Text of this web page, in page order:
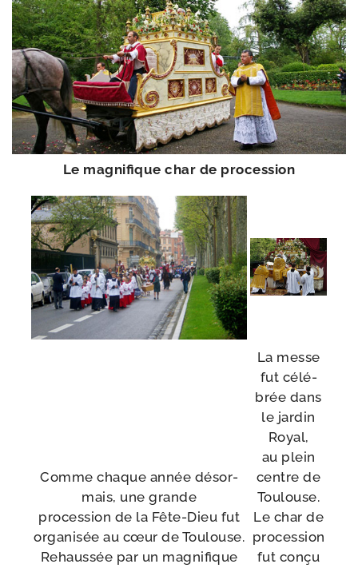
Le magni­fique char de procession
Comme chaque année désor­
mais, une grande
pro­ces­sion de la Fête-​Dieu fut
orga­ni­sée au cœur de Toulouse.
Rehaussée par un magni­fique
La messe
fut célé­
brée dans
le jar­din
Royal,
au plein
centre de
Toulouse.
Le char de
pro­ces­sion
fut conçu